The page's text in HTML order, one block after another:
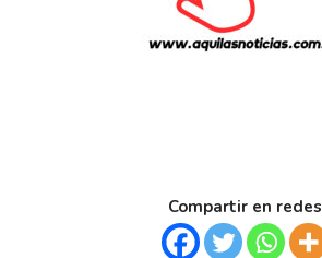
Compartir en redes